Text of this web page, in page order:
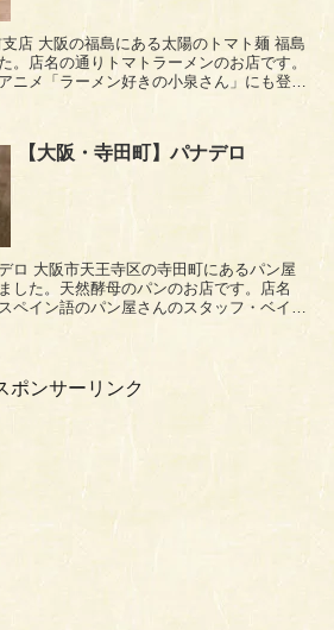
ト麺 福島
。店名の通りトマトラーメンのお店です。
ニメ「ラーメン好きの小泉さん」にも登場
【大阪・寺田町】パナデロ
パン屋
した。天然酵母のパンのお店です。店名
ペイン語のパン屋さんのスタッフ・ベイカ
ポンサーリンク